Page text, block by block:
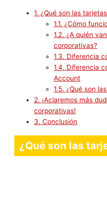
1. ¿Qué son las
1.1. ¿Cómo
1.2. ¿A quién
corporativas?
1.3. Diferencia
1.4. Diferencia
Account
1.5. ¿Qué son
2. ¡Aclaremos más
corporativas!
3. Conclusión
¿Qué son las